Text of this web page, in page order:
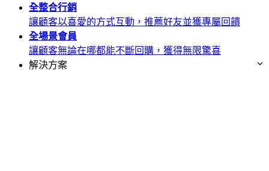
全整合行銷
讓顧客以喜愛的方式互動，推薦好友並獲專屬回饋
全場景會員
讓顧客無論在哪都能不斷回購，獲得無限驚喜
解決方案